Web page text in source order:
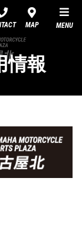
MAP MENU
情報